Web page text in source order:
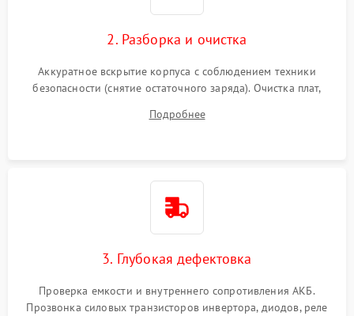
2. Разборка и очистка
Аккуратное вскрытие корпуса с соблюдением техники
безопасности (снятие остаточного заряда). Очистка плат,
и кистей для предотвращения перегрева и замыканий.
Подробнее
3. Глубокая дефектовка
Проверка емкости и внутреннего сопротивления АКБ.
Прозвонка силовых транзисторов инвертора, диодов, реле